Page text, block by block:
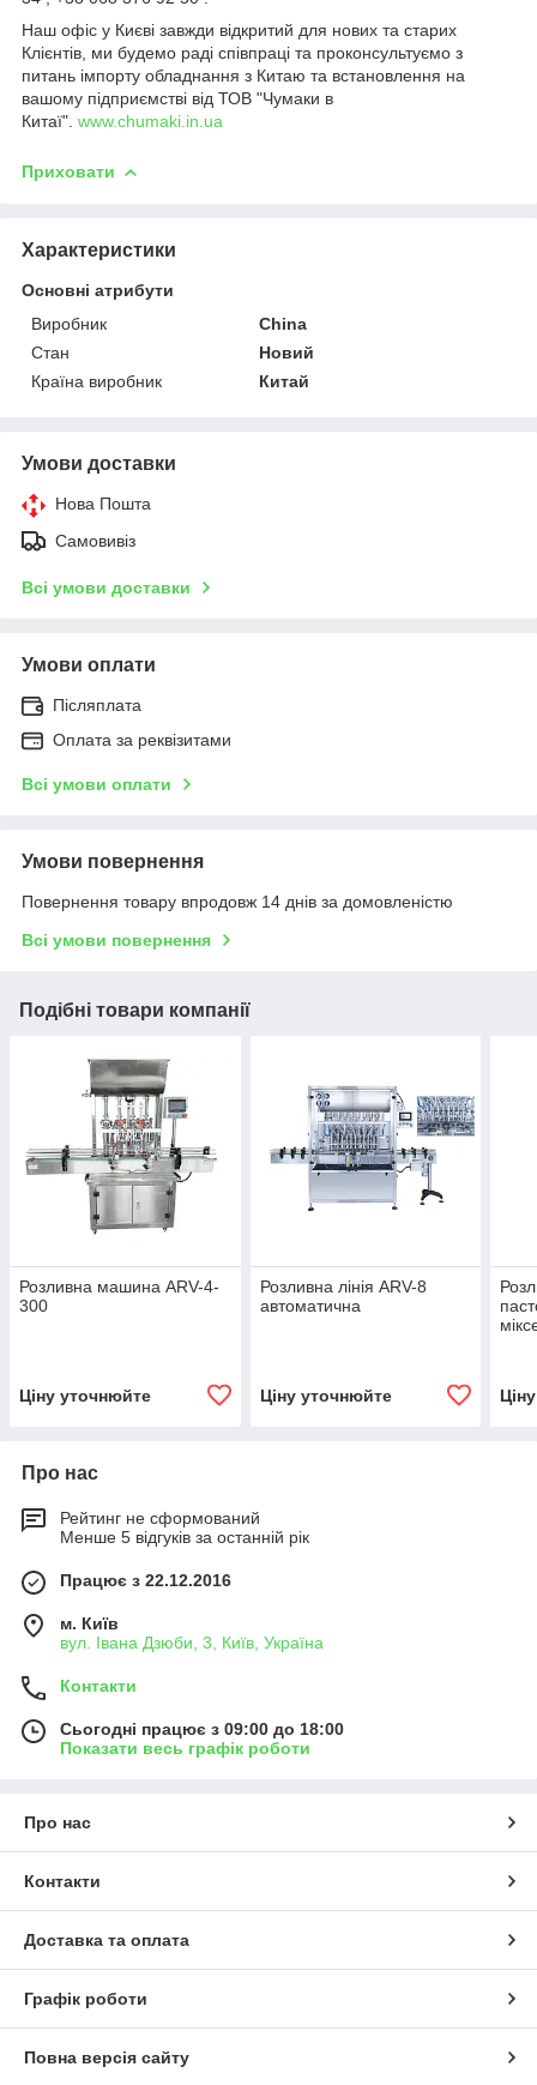
Наш офіс у Києві завжди відкритий для нових та старих
Клієнтів, ми будемо раді співпраці та проконсультуємо з
питань імпорту обладнання з Китаю та встановлення на
вашому підприємстві від ТОВ "Чумаки в
Китаї". www.chumaki.in.ua
Приховати
Характеристики
Основні атрибути
Виробник
China
Стан
Новий
Країна виробник
Китай
Умови доставки
Нова Пошта
Самовивіз
Всі умови доставки
Умови оплати
Післяплата
Оплата за реквізитами
Всі умови оплати
Умови повернення
Повернення товару впродовж 14 днів за домовленістю
Всі умови повернення
Подібні товари компанії
Розливна машина ARV-4-
300
Ціну уточнюйте
Розливна лінія ARV-8
автоматична
Ціну уточнюйте
Про нас
Рейтинг не сформований
Менше 5 відгуків за останній рік
Працює з 22.12.2016
м. Київ
вул. Івана Дзюби, 3, Київ, Україна
Контакти
Сьогодні працює з 09:00 до 18:00
Показати весь графік роботи
Про нас
Контакти
Доставка та оплата
Графік роботи
Повна версія сайту